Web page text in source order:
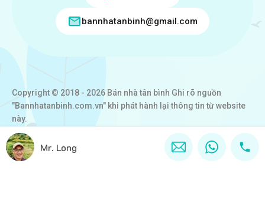
bannhatanbinh@gmail.com
Copyright © 2018 - 2026 Bán nhà tân bình Ghi rõ nguồn
"Bannhatanbinh.com.vn" khi phát hành lại thông tin từ website
này.
VICTORY REAL
Mr. Long